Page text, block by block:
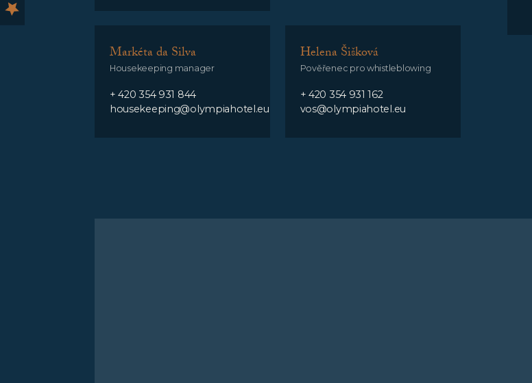
Markéta da Silva
Housekeeping manager
+ 420 354 931 844
housekeeping@olympiahotel.eu
Helena Šišková
Pověřenec pro whistleblowing
+ 420 354 931 162
vos@olympiahotel.eu